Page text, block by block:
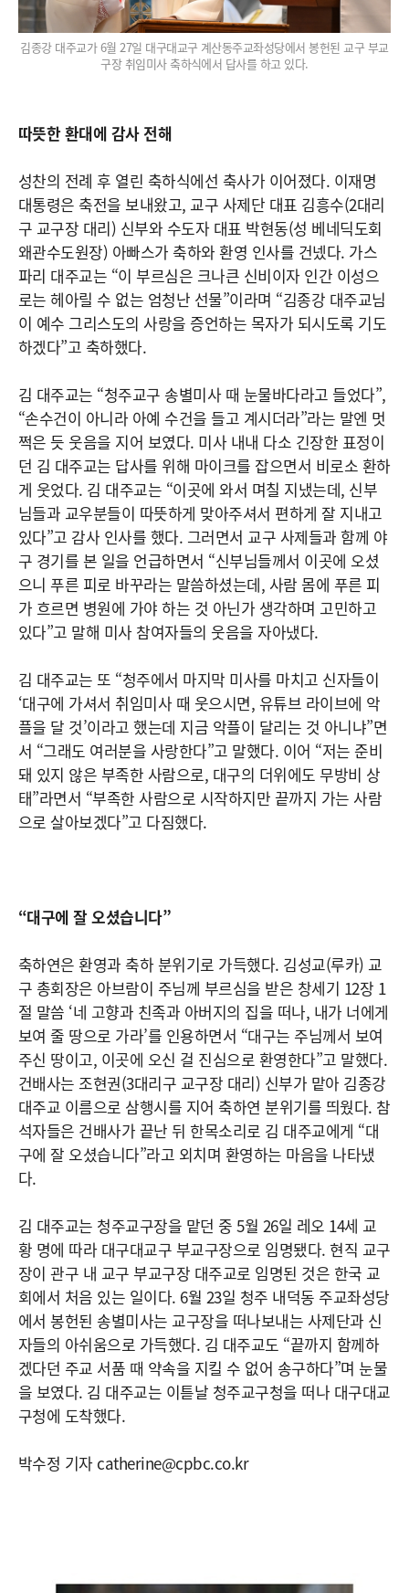
김종강 대주교가 6월 27일 대구대교구 계산동주교좌성당에서 봉헌된 교구 부교
구장 취임미사 축하식에서 답사를 하고 있다.
따뜻한 환대에 감사 전해
성찬의 전례 후 열린 축하식에선 축사가 이어졌다. 이재명
대통령은 축전을 보내왔고, 교구 사제단 대표 김흥수(2대리
구 교구장 대리) 신부와 수도자 대표 박현동(성 베네딕도회
왜관수도원장) 아빠스가 축하와 환영 인사를 건넸다. 가스
파리 대주교는 “이 부르심은 크나큰 신비이자 인간 이성으
로는 헤아릴 수 없는 엄청난 선물”이라며 “김종강 대주교님
이 예수 그리스도의 사랑을 증언하는 목자가 되시도록 기도
하겠다”고 축하했다.
김 대주교는 “청주교구 송별미사 때 눈물바다라고 들었다”,
“손수건이 아니라 아예 수건을 들고 계시더라”라는 말엔 멋
쩍은 듯 웃음을 지어 보였다. 미사 내내 다소 긴장한 표정이
던 김 대주교는 답사를 위해 마이크를 잡으면서 비로소 환하
게 웃었다. 김 대주교는 “이곳에 와서 며칠 지냈는데, 신부
님들과 교우분들이 따뜻하게 맞아주셔서 편하게 잘 지내고
있다”고 감사 인사를 했다. 그러면서 교구 사제들과 함께 야
구 경기를 본 일을 언급하면서 “신부님들께서 이곳에 오셨
으니 푸른 피로 바꾸라는 말씀하셨는데, 사람 몸에 푸른 피
가 흐르면 병원에 가야 하는 것 아닌가 생각하며 고민하고
있다”고 말해 미사 참여자들의 웃음을 자아냈다.
김 대주교는 또 “청주에서 마지막 미사를 마치고 신자들이
‘대구에 가셔서 취임미사 때 웃으시면, 유튜브 라이브에 악
플을 달 것’이라고 했는데 지금 악플이 달리는 것 아니냐”면
서 “그래도 여러분을 사랑한다”고 말했다. 이어 “저는 준비
돼 있지 않은 부족한 사람으로, 대구의 더위에도 무방비 상
태”라면서 “부족한 사람으로 시작하지만 끝까지 가는 사람
으로 살아보겠다”고 다짐했다.
“대구에 잘 오셨습니다”
축하연은 환영과 축하 분위기로 가득했다. 김성교(루카) 교
구 총회장은 아브람이 주님께 부르심을 받은 창세기 12장 1
절 말씀 ‘네 고향과 친족과 아버지의 집을 떠나, 내가 너에게
보여 줄 땅으로 가라’를 인용하면서 “대구는 주님께서 보여
주신 땅이고, 이곳에 오신 걸 진심으로 환영한다”고 말했다.
건배사는 조현권(3대리구 교구장 대리) 신부가 맡아 김종강
대주교 이름으로 삼행시를 지어 축하연 분위기를 띄웠다. 참
석자들은 건배사가 끝난 뒤 한목소리로 김 대주교에게 “대
구에 잘 오셨습니다”라고 외치며 환영하는 마음을 나타냈
다.
김 대주교는 청주교구장을 맡던 중 5월 26일 레오 14세 교
황 명에 따라 대구대교구 부교구장으로 임명됐다. 현직 교구
장이 관구 내 교구 부교구장 대주교로 임명된 것은 한국 교
회에서 처음 있는 일이다. 6월 23일 청주 내덕동 주교좌성당
에서 봉헌된 송별미사는 교구장을 떠나보내는 사제단과 신
자들의 아쉬움으로 가득했다. 김 대주교도 “끝까지 함께하
겠다던 주교 서품 때 약속을 지킬 수 없어 송구하다”며 눈물
을 보였다. 김 대주교는 이튿날 청주교구청을 떠나 대구대교
구청에 도착했다.
박수정 기자 catherine@cpbc.co.kr